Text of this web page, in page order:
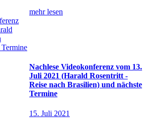
mehr lesen
Nachlese Videokonferenz vom 13.
Juli 2021 (Harald Rosentritt -
Reise nach Brasilien) und nächste
Termine
15. Juli 2021